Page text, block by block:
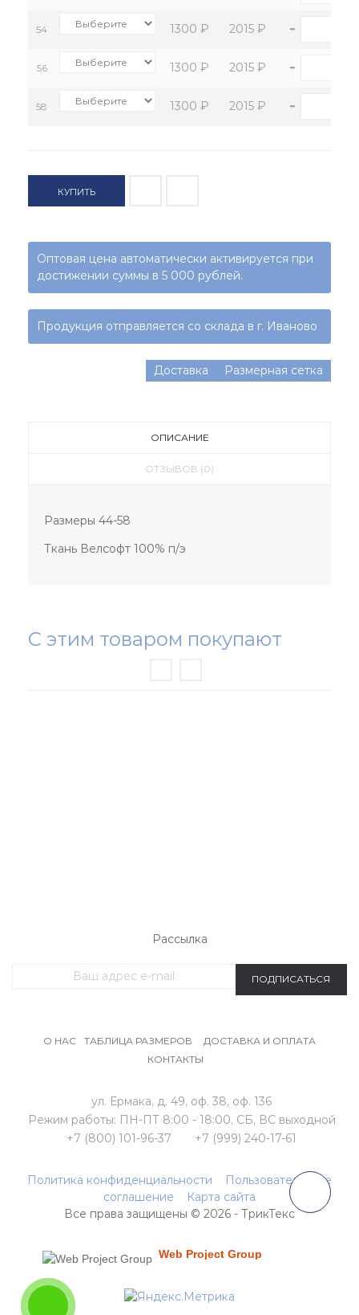
54 1300 ₽ 2015 ₽ -
56 1300 ₽ 2015 ₽ -
58 1300 ₽ 2015 ₽ -
КУПИТЬ
Оптовая цена автоматически активируется при
достижении суммы в 5 000 рублей.
Продукция отправляется со склада в г. Иваново
Доставка Размерная сетка
ОПИСАНИЕ
ОТЗЫВОВ (0)
Размеры 44-58
Ткань Велсофт 100% п/э
С этим товаром покупают
Рассылка
ПОДПИСАТЬСЯ
О НАС ТАБЛИЦА РАЗМЕРОВ
ДОСТАВКА И ОПЛАТА
КОНТАКТЫ
ул. Ермака, д. 49, оф. 38, оф. 136
Режим работы: ПН-ПТ 8:00 - 18:00, СБ, ВС выходной
+7 (800) 101-96-37
+7 (999) 240-17-61
Политика конфиденциальности
Пользовательское
соглашение
Карта сайта
Все права защищены © 2026 - ТрикТекс